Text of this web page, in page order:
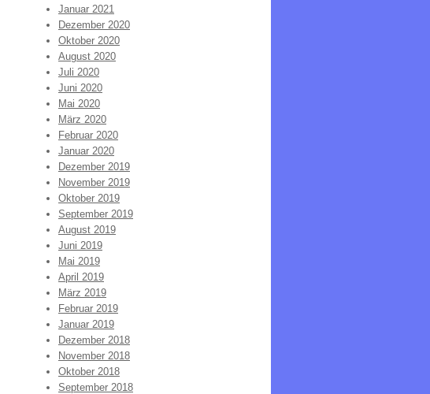
Januar 2021
Dezember 2020
Oktober 2020
August 2020
Juli 2020
Juni 2020
Mai 2020
März 2020
Februar 2020
Januar 2020
Dezember 2019
November 2019
Oktober 2019
September 2019
August 2019
Juni 2019
Mai 2019
April 2019
März 2019
Februar 2019
Januar 2019
Dezember 2018
November 2018
Oktober 2018
September 2018